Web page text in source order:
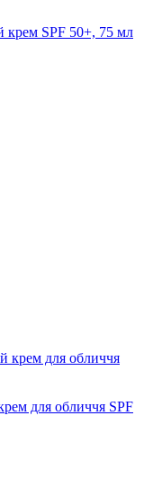
крем SPF 50+, 75 мл
для обличчя SPF